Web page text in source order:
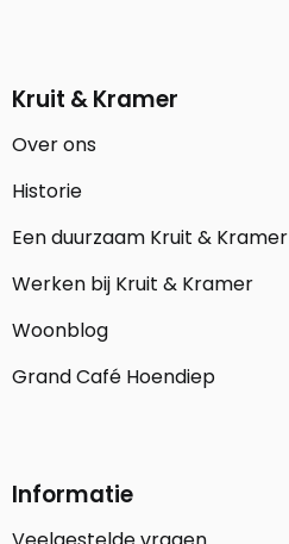
Kruit & Kramer
Over ons
Historie
Een duurzaam Kruit & Kramer
Werken bij Kruit & Kramer
Woonblog
Grand Café Hoendiep
Informatie